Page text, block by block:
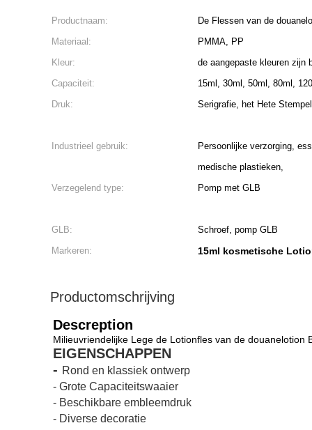
Productnaam:
De Flessen van de
Materiaal:
PMMA, PP
Kleur:
de aangepaste kleuren zijn
Capaciteit:
15ml, 30ml, 50ml, 80ml,
Druk:
Serigrafie, het Hete
Industrieel gebruik:
Persoonlijke verzorging,
medische plastieken,
Verzegelend type:
Pomp met GLB
GLB:
Schroef, pomp GLB
Markeren:
15ml kosmetische
Productomschrijving
Descreption
Milieuvriendelijke Lege de Lotionfles van de douanelotion
EIGENSCHAPPEN
- Rond en klassiek ontwerp
- Grote Capaciteitswaaier
- Beschikbare embleemdruk
- Diverse decoratie